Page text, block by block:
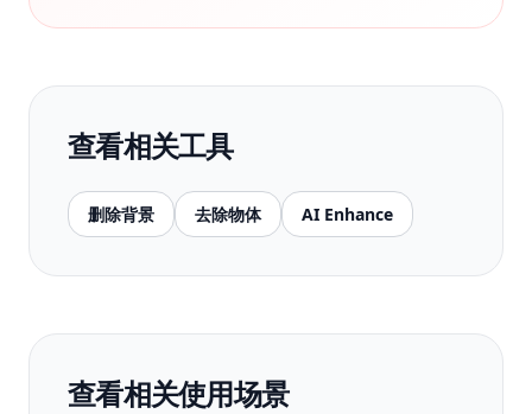
查看相关工具
删除背景 去除物体 AI Enhance
查看相关使用场景